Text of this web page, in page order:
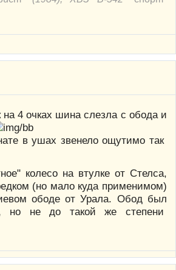
на 4 очках шина слезла с обода и
в ушах звенело ощутимо так
колесо на втулке от Стелса,
(но мало куда применимом)
ободе от Урала. Обод был
но не до такой же степени